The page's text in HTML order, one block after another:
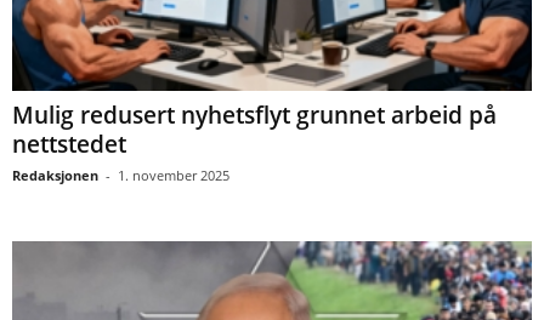
Mulig redusert nyhetsflyt grunnet arbeid på
nettstedet
Redaksjonen - 1. november 2025